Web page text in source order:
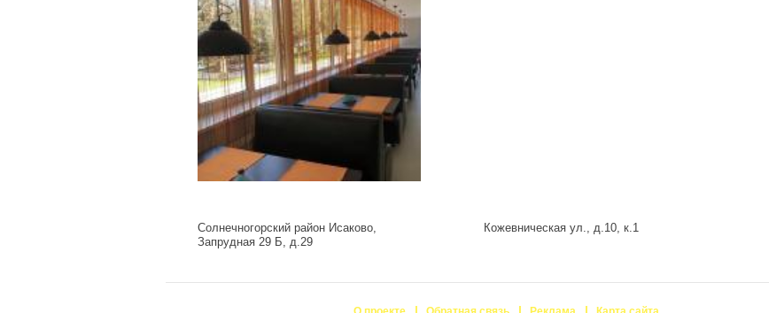
Солнечногорский район Исаково,
Запрудная 29 Б, д.29
Кожевническая ул., д.10, к.1